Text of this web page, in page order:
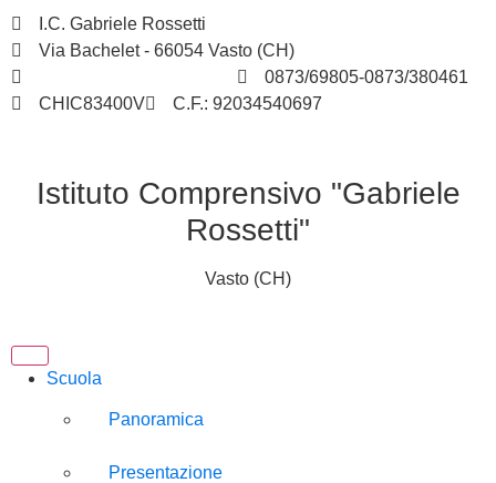
I.C. Gabriele Rossetti
Via Bachelet - 66054 Vasto (CH)
0873/69805-0873/380461
CHIC83400V
C.F.: 92034540697
Istituto Comprensivo "Gabriele
Rossetti"
Vasto (CH)
Scuola
Panoramica
Presentazione